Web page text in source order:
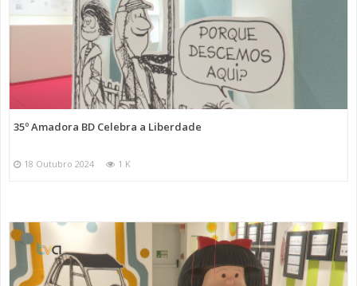
35º Amadora BD Celebra a Liberdade
18 Outubro 2024 1 K